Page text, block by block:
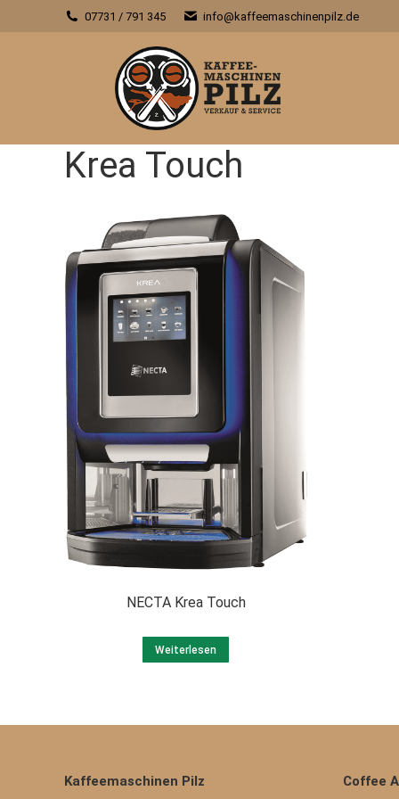
07731 / 791 345 info@kaffeemaschinenpilz.de
Krea Touch
NECTA Krea Touch
Weiterlesen
Kaffeemaschinen Pilz
Coffee